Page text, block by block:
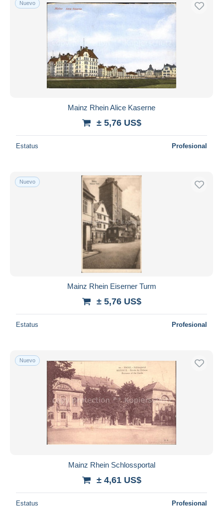
Sólo con descuento
Envío gratis
Métodos de pago
Transferencia bancaria
Visa
Mastercard
Deseleccionar todo
Mundo entero
Aplicar
Nuevo
Mainz Rhein Alice Kaserne
± 5,76 US$
Estatus Profesional
Nuevo
Mainz Rhein Eiserner Turm
± 5,76 US$
Estatus Profesional
Nuevo
Mainz Rhein Schlossportal
± 4,61 US$
Estatus Profesional